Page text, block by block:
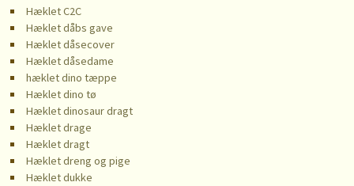
Hæklet C2C
Hæklet dåbs gave
Hæklet dåsecover
Hæklet dåsedame
hæklet dino tæppe
Hæklet dino tø
Hæklet dinosaur dragt
Hæklet drage
Hæklet dragt
Hæklet dreng og pige
Hæklet dukke